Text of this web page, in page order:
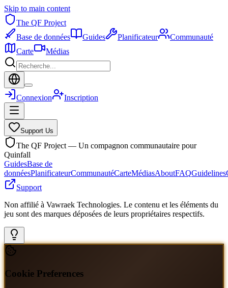
Skip to main content
The QF Project
Base de données
Guides Planificateur
Communauté
Carte
Médias
Connexion Inscription
Support Us
The QF Project — Un compagnon communautaire pour
Quinfall
GuidesBase de
donnéesPlanificateurCommunautéCarteMédiasAboutFAQGuidelines
Support
Non affilié à Vawraek Technologies. Le contenu et les éléments du
jeu sont des marques déposées de leurs propriétaires respectifs.
Cookie Preferences